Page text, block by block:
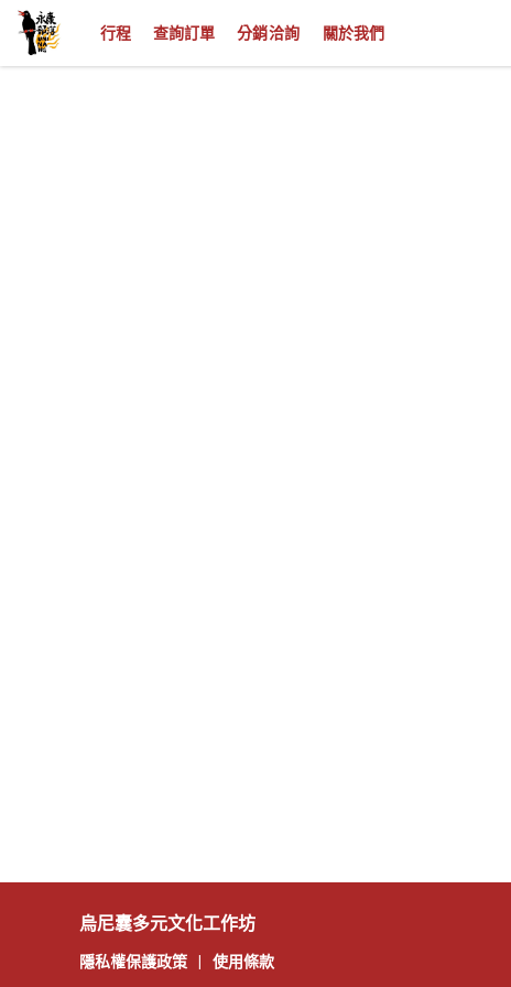
行程 查詢訂單 分銷洽詢 關於我們
烏尼囊多元文化工作坊
隱私權保護政策 使用條款